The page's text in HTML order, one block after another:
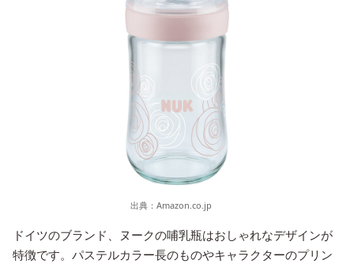
出典： Amazon.co.jp
ドイツのブランド、ヌークの哺乳瓶はおしゃれなデザインが
特徴です。パステルカラー長のものやキャラクターのプリン